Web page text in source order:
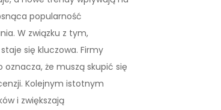
popularność
W związku z tym,
się kluczowa. Firmy
że muszą skupić się
Kolejnym istotnym
i zwiększają